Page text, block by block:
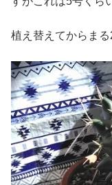
植え替えてからまる